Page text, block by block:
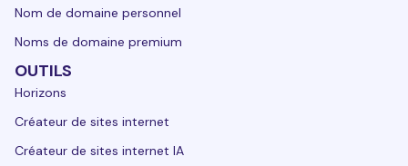
Nom de domaine personnel
Noms de domaine premium
OUTILS
Horizons
Créateur de sites internet
Créateur de sites internet IA